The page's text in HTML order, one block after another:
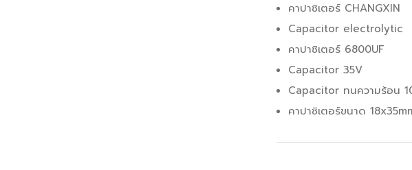
คาปาซิเตอร์ CHANGXIN
Capacitor electrolytic
คาปาซิเตอร์ 6800UF
Capacitor 35V
Capacitor ทนความร้อน
คาปาซิเตอร์ขนาด